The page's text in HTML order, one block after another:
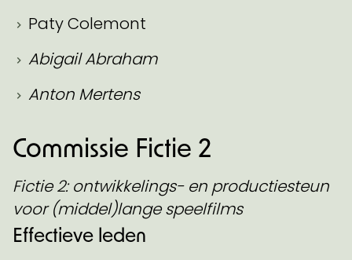
Paty Colemont
Abigail Abraham
Anton Mertens
Commissie Fictie 2
Fictie 2: ontwikkelings- en productiesteun
voor (middel)lange speelfilms
Effectieve leden